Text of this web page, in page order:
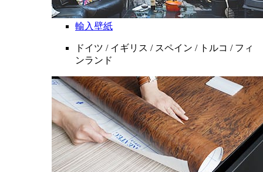
輸入壁紙
ドイツ / イギリス / スペイン / トルコ / フィ
ンランド